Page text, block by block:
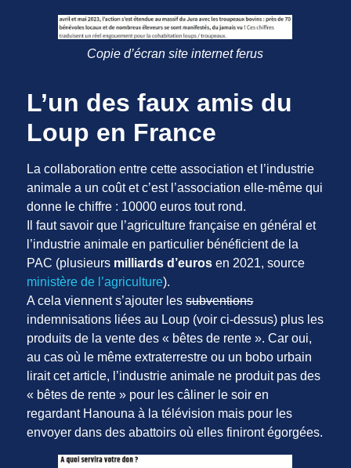
Copie d’écran site internet ferus
L’un des faux amis du
Loup en France
La collaboration entre cette association et l’industrie
animale a un coût et c’est l’association elle-même qui
donne le chiffre : 10000 euros tout rond.
Il faut savoir que l’agriculture française en général et
l’industrie animale en particulier bénéficient de la
PAC (plusieurs milliards d’euros en 2021, source
ministère de l’agriculture).
A cela viennent s’ajouter lessubventions
indemnisations liées au Loup (voir ci-dessus) plus les
produits de la vente des « bêtes de rente ». Car oui,
au cas où le même extraterrestre ou un bobo urbain
lirait cet article, l’industrie animale ne produit pas des
« bêtes de rente » pour les câliner le soir en
regardant Hanouna à la télévision mais pour les
envoyer dans des abattoirs où elles finiront égorgées.